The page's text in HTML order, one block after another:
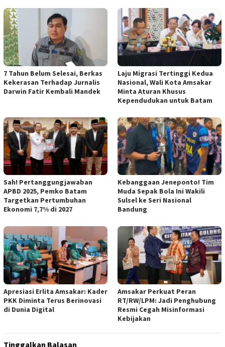
7 Tahun Belum Selesai, Berkas
Kekerasan Terhadap Jurnalis
Darwin Fatir Kembali Mandek
Laju Migrasi Tertinggi Kedua
Nasional, Wali Kota Amsakar
Minta Aturan Khusus
Kependudukan untuk Batam
Sah! Pertanggungjawaban
APBD 2025, Pemko Batam
Targetkan Pertumbuhan
Ekonomi 7,7% di 2027
Kebanggaan Jeneponto! Tim
Muda Sepak Bola Ini Wakili
Sulsel ke Seri Nasional
Bandung
Apresiasi Erlita Amsakar: Kader
PKK Diminta Terus Berinovasi
di Dunia Digital
Amsakar Perkuat Peran
RT/RW/LPM: Jadi Penghubung
Resmi Cegah Misinformasi
Kebijakan
Tinggalkan Balasan